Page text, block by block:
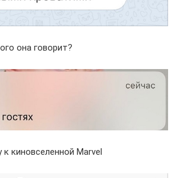
она говорит?
киновселенной Marvel